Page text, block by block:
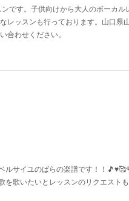
です。子供向けから大人のボーカル
レッスンも行っております。山口県
合わせください。
ルサイユのばらの楽譜です！！
を歌いたいとレッスンのリクエスト